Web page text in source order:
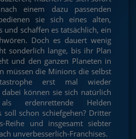
einem dazu passenden
sie sich eines alten,
und schaffen es tatsächlich, ein
Doch es dauert wenig
sonderlich lange, bis ihr Plan
und den ganzen Planeten in
müssen die Minions die selbst
erst mal wieder
können sie sich natürlich
erdenrettende Helden
soll schon schiefgehen? Dritter
Reihe und insgesamt siebter
unverbesserlich-Franchises.